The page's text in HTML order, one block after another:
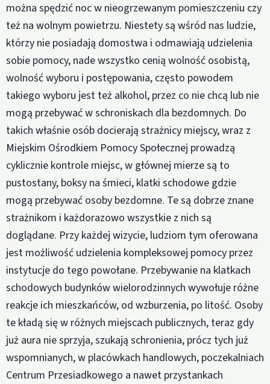
można spędzić noc w nieogrzewanym pomieszczeniu czy
też na wolnym powietrzu. Niestety są wśród nas ludzie,
którzy nie posiadają domostwa i odmawiają udzielenia
sobie pomocy, nade wszystko cenią wolność osobistą,
wolność wyboru i postępowania, często powodem
takiego wyboru jest też alkohol, przez co nie chcą lub nie
mogą przebywać w schroniskach dla bezdomnych. Do
takich właśnie osób docierają strażnicy miejscy, wraz z
Miejskim Ośrodkiem Pomocy Społecznej prowadzą
cyklicznie kontrole miejsc, w głównej mierze są to
pustostany, boksy na śmieci, klatki schodowe gdzie
mogą przebywać osoby bezdomne. Te są dobrze znane
strażnikom i każdorazowo wszystkie z nich są
doglądane. Przy każdej wizycie, ludziom tym oferowana
jest możliwość udzielenia kompleksowej pomocy przez
instytucje do tego powołane. Przebywanie na klatkach
schodowych budynków wielorodzinnych wywołuje różne
reakcje ich mieszkańców, od wzburzenia, po litość. Osoby
te kładą się w różnych miejscach publicznych, teraz gdy
już aura nie sprzyja, szukają schronienia, prócz tych już
wspomnianych, w placówkach handlowych, poczekalniach
Centrum Przesiadkowego a nawet przystankach